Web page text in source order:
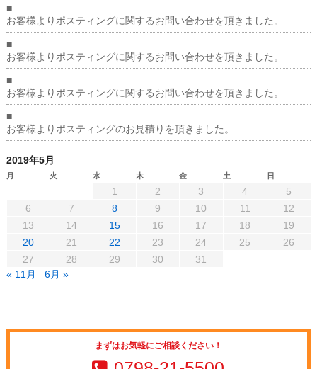
■
お客様よりポスティングに関するお問い合わせを頂きました。
■
お客様よりポスティングに関するお問い合わせを頂きました。
■
お客様よりポスティングに関するお問い合わせを頂きました。
■
お客様よりポスティングのお見積りを頂きました。
2019年5月
月 火 水 木 金 土 日
1 2 3 4
5
6
7 8 9 10 11
12
13
14 15 16 17 18
19
20
21 22 23 24 25
26
27
28 29 30
31
« 11月
6月 »
まずはお気軽にご相談ください！